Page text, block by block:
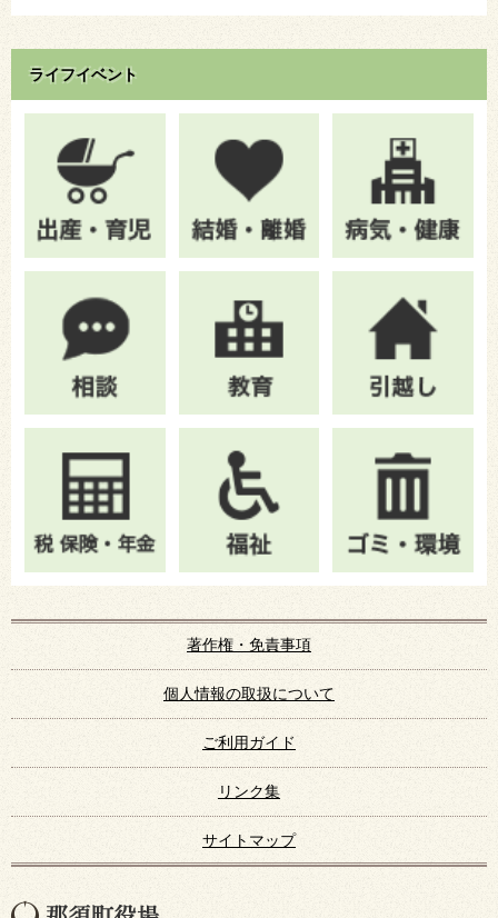
ライフイベント
著作権・免責事項
個人情報の取扱について
ご利用ガイド
リンク集
サイトマップ